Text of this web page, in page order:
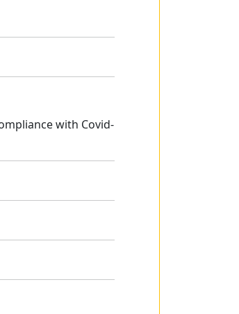
with Covid-